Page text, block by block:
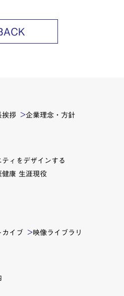
挨拶 企業理念・方針
ティをデザインする
健康 生涯現役
カイブ 映像ライブラリ